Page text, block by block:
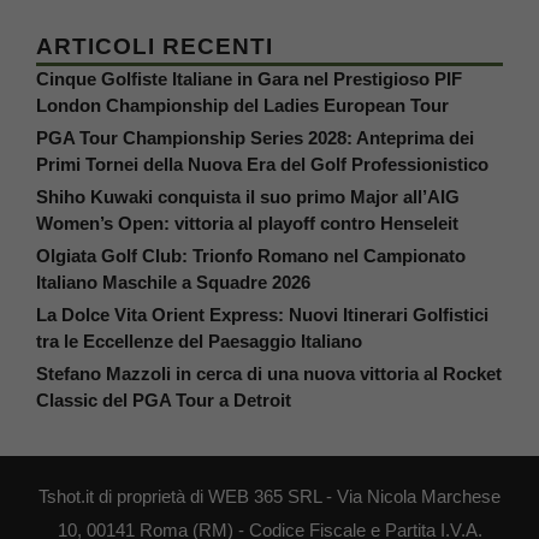
ARTICOLI RECENTI
Cinque Golfiste Italiane in Gara nel Prestigioso PIF
London Championship del Ladies European Tour
PGA Tour Championship Series 2028: Anteprima dei
Primi Tornei della Nuova Era del Golf Professionistico
Shiho Kuwaki conquista il suo primo Major all’AIG
Women’s Open: vittoria al playoff contro Henseleit
Olgiata Golf Club: Trionfo Romano nel Campionato
Italiano Maschile a Squadre 2026
La Dolce Vita Orient Express: Nuovi Itinerari Golfistici
tra le Eccellenze del Paesaggio Italiano
Stefano Mazzoli in cerca di una nuova vittoria al Rocket
Classic del PGA Tour a Detroit
Tshot.it di proprietà di WEB 365 SRL - Via Nicola Marchese
10, 00141 Roma (RM) - Codice Fiscale e Partita I.V.A.